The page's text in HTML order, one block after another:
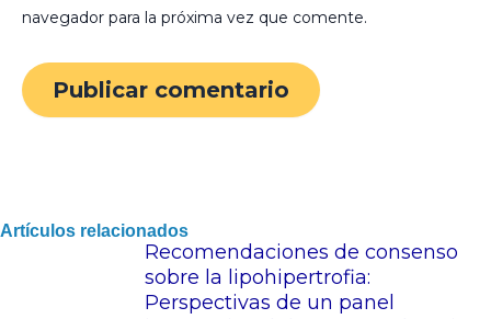
navegador para la próxima vez que comente.
Artículos relacionados
Recomendaciones de consenso
sobre la lipohipertrofia:
Perspectivas de un panel